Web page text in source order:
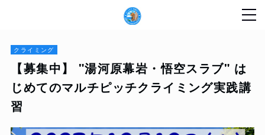
クライミング
【募集中】 "湯河原幕岩・悟空スラブ" は
じめてのマルチピッチクライミング実践講
習